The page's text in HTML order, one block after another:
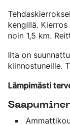
kengillä.
noin 1,5 km.
Ilta on
kiinnostuneille.
Lämpimästi